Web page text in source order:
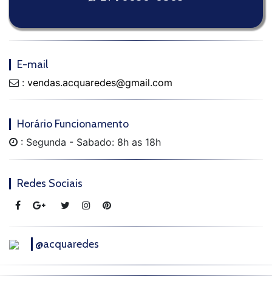
E-mail
: vendas.acquaredes@gmail.com
Horário Funcionamento
: Segunda - Sabado: 8h as 18h
Redes Sociais
@acquaredes